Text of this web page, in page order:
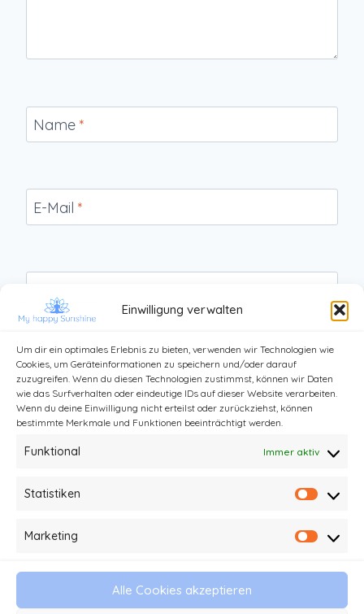
Einwilligung verwalten
Um dir ein optimales Erlebnis zu bieten, verwenden wir Technologien wie
Cookies, um Geräteinformationen zu speichern und/oder darauf
zuzugreifen. Wenn du diesen Technologien zustimmst, können wir Daten
wie das Surfverhalten oder eindeutige IDs auf dieser Website verarbeiten.
Wenn du deine Einwilligung nicht erteilst oder zurückziehst, können
bestimmte Merkmale und Funktionen beeinträchtigt werden.
Funktional Immer aktiv
Statistiken
Marketing
Alle Cookies akzeptieren
Name *
E-Mail *